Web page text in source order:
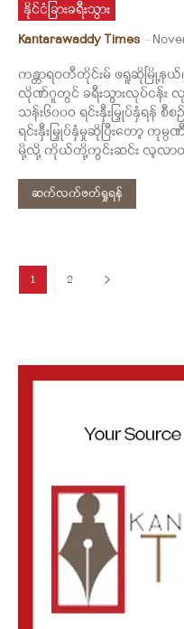
နိုင်ငံခြားခရီးသွား
Kantarawaddy Times -
ကန္တာရဝတီတိုင်းမ် ဖရူဆိုမြို့နယ်
လိုဏ်ဂူတွင် ခရီးသွားလုပ်ငန်း
သန်း၆၀၀ဝ ရင်းနှီးမြှုပ်နှံရန် စီ
ရင်းနှီးမြှုပ်နှံမှုဆိုပြီးတော့
မို့လို့ ကိုယ်တို့ကွင်းဆင်း လ့လာတ
ဆက်လက်ဖတ်ရှုရန်
1 2